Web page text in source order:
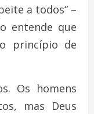
a todos“ –
entende que
princípio de
Os homens
mas Deus